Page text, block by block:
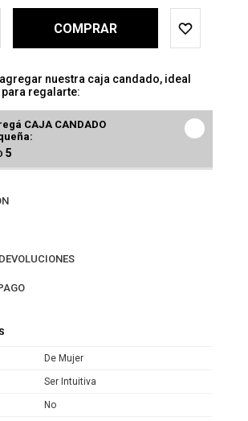
COMPRAR
nuestra caja candado, ideal
regalarte:
CAJA CANDADO
5
De Mujer
Ser Intuitiva
No